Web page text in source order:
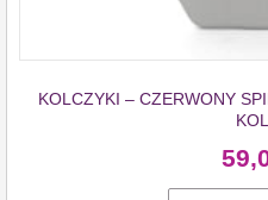
KOLCZYKI – CZERWONY